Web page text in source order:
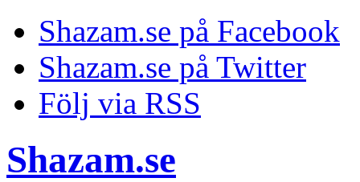
Shazam.se på Facebook
Shazam.se på Twitter
Följ via RSS
Shazam.se